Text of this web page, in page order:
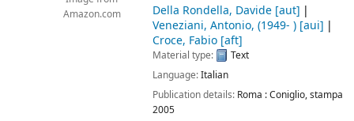
Amazon.com
Della Rondella, Davide[aut]
Veneziani, Antonio, (1949- )[aui]
Croce, Fabio[aft]
Material type:
Text
Language:Italian
Publication details: Roma :Coniglio,stampa
2005